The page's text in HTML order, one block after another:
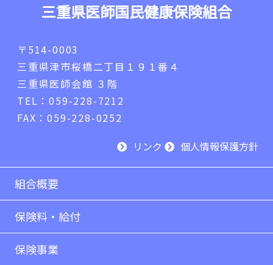
三重県医師国民健康保険組合
〒514-0003
三重県津市桜橋二丁目１９１番４
三重県医師会館 ３階
TEL：059-228-7212
FAX：059-228-0252
リンク
個人情報保護方針
組合概要
保険料・給付
保険事業